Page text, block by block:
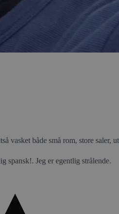
vasket både små rom, store
spansk!. Jeg er egentlig strålende.